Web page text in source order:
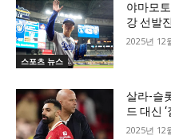
스포츠 뉴스
야마모
강 선발
2025년 12
살라-슬
드 대신
2025년 12